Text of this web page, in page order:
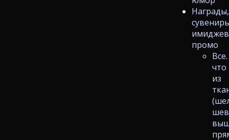
Награды,
промо
Все.
что
из